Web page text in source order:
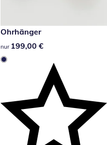
199,00 €
Ohrhänger
199,00 €
nur 199,00 €